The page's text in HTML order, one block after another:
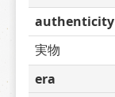
authenticity
実物
era